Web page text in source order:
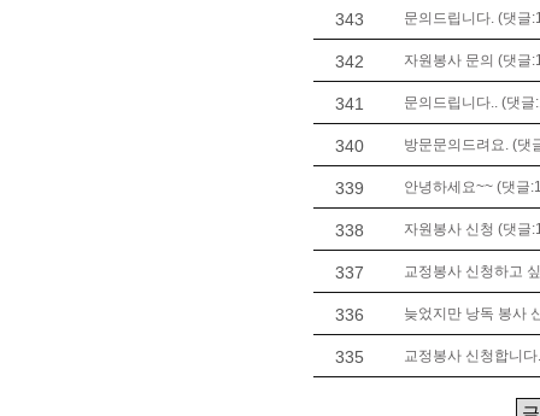
343 문의드립니다. (댓글
342 자원봉사 문의 (댓글
341 문의드립니다.. (댓글
340 방문문의드려요. (댓
339 안녕하세요~~ (댓글
338 자원봉사 신청 (댓글
337 교정봉사 신청하고
336 늦었지만 낭독 봉사
335 교정봉사 신청합니